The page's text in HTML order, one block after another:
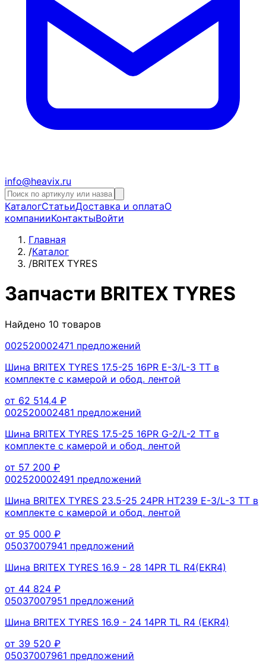
info@heavix.ru
КаталогСтатьиДоставка и оплатаО
компанииКонтактыВойти
Главная
/Каталог
/BRITEX TYRES
Запчасти BRITEX TYRES
Найдено 10 товаров
002520002471 предложений
Шина BRITEX TYRES 17.5-25 16PR E-3/L-3 TT в
комплекте с камерой и обод. лентой
от 62 514,4 ₽
002520002481 предложений
Шина BRITEX TYRES 17.5-25 16PR G-2/L-2 TT в
комплекте с камерой и обод. лентой
от 57 200 ₽
002520002491 предложений
Шина BRITEX TYRES 23.5-25 24PR HT239 E-3/L-3 TT в
комплекте с камерой и обод. лентой
от 95 000 ₽
05037007941 предложений
Шина BRITEX TYRES 16.9 - 28 14PR TL R4(EKR4)
от 44 824 ₽
05037007951 предложений
Шина BRITEX TYRES 16.9 - 24 14PR TL R4 (EKR4)
от 39 520 ₽
05037007961 предложений